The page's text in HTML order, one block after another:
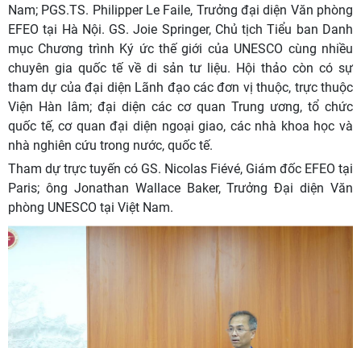
Nam; PGS.TS. Philipper Le Faile, Trưởng đại diện Văn phòng
EFEO tại Hà Nội. GS. Joie Springer, Chủ tịch Tiểu ban Danh
mục Chương trình Ký ức thế giới của UNESCO cùng nhiều
chuyên gia quốc tế về di sản tư liệu. Hội thảo còn có sự
tham dự của đại diện Lãnh đạo các đơn vị thuộc, trực thuộc
Viện Hàn lâm; đại diện các cơ quan Trung ương, tổ chức
quốc tế, cơ quan đại diện ngoại giao, các nhà khoa học và
nhà nghiên cứu trong nước, quốc tế.
Tham dự trực tuyến có GS. Nicolas Fiévé, Giám đốc EFEO tại
Paris; ông Jonathan Wallace Baker, Trưởng Đại diện Văn
phòng UNESCO tại Việt Nam.